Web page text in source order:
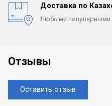
Доставка по
Любыми популярными
Отзывы
Оставить отзыв